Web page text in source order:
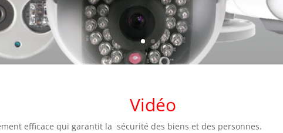
Vidéo
efficace qui garantit la sécurité des biens et des personnes.